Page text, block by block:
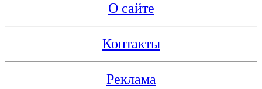
О сайте
Контакты
Реклама